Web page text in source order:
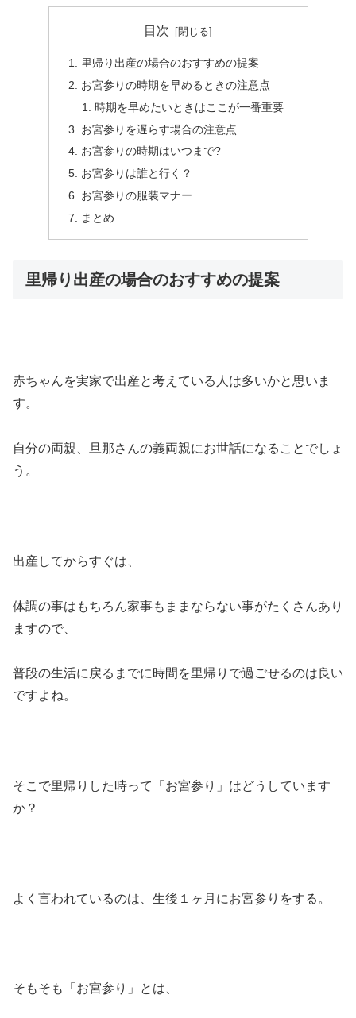
目次
里帰り出産の場合のおすすめの提案
お宮参りの時期を早めるときの注意点
時期を早めたいときはここが一番重要
お宮参りを遅らす場合の注意点
お宮参りの時期はいつまで?
お宮参りは誰と行く？
お宮参りの服装マナー
まとめ
里帰り出産の場合のおすすめの提案
赤ちゃんを実家で出産と考えている人は多いかと思いま
す。
自分の両親、旦那さんの義両親にお世話になることでしょ
う。
出産してからすぐは、
体調の事はもちろん家事もままならない事がたくさんあり
ますので、
普段の生活に戻るまでに時間を里帰りで過ごせるのは良い
ですよね。
そこで里帰りした時って「お宮参り」はどうしています
か？
よく言われているのは、生後１ヶ月にお宮参りをする。
そもそも「お宮参り」とは、